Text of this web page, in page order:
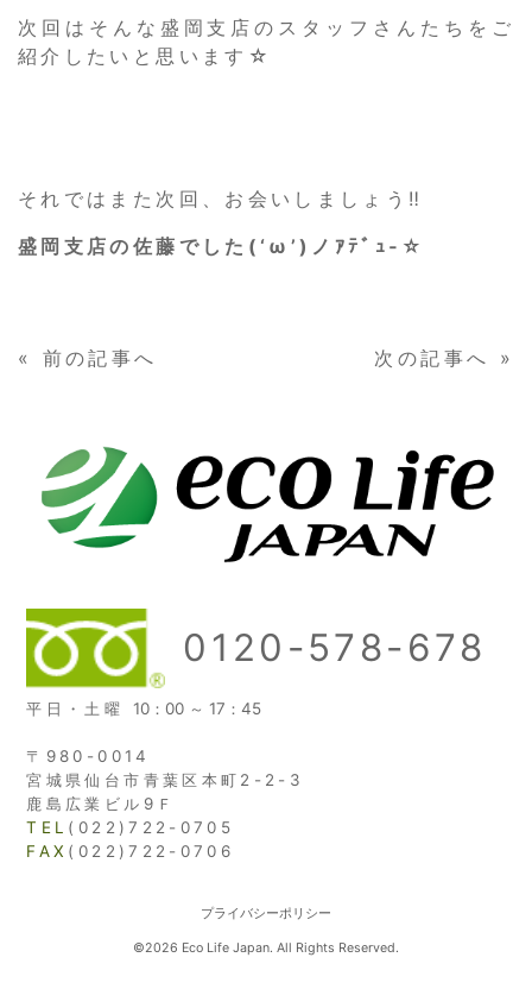
次回はそんな盛岡支店のスタッフさんたちをご
紹介したいと思います☆
それではまた次回、お会いしましょう‼
盛岡支店の佐藤でした(‘ω’)ノｱﾃﾞｭ‐☆
« 前の記事へ 次の記事へ »
0120-578-678
平日・土曜 10：00 ～ 17：45
〒980-0014
宮城県仙台市青葉区本町2-2-3
鹿島広業ビル9Ｆ
TEL (022)722-0705
FAX (022)722-0706
プライバシーポリシー
©2026 Eco Life Japan. All Rights Reserved.